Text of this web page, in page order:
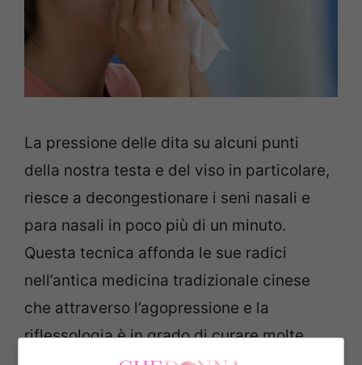
La pressione delle dita su alcuni punti
della nostra testa e del viso in particolare,
riesce a decongestionare i seni nasali e
para nasali in poco più di un minuto.
Questa tecnica affonda le sue radici
nell’antica medicina tradizionale cinese
che attraverso l’agopressione e la
riflessologia è in grado di curare molte